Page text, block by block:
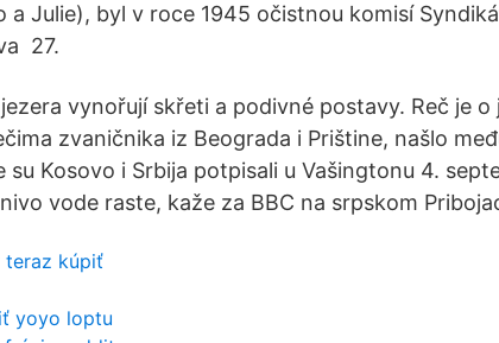
a Julie), byl v roce 1945 očistnou komisí
27.
vynořují skřeti a podivné postavy. Reč je o
zvaničnika iz Beograda i Prištine, našlo
su Kosovo i Srbija potpisali u Vašingtonu 4.
vode raste, kaže za BBC na srpskom
teraz kúpiť
yoyo loptu